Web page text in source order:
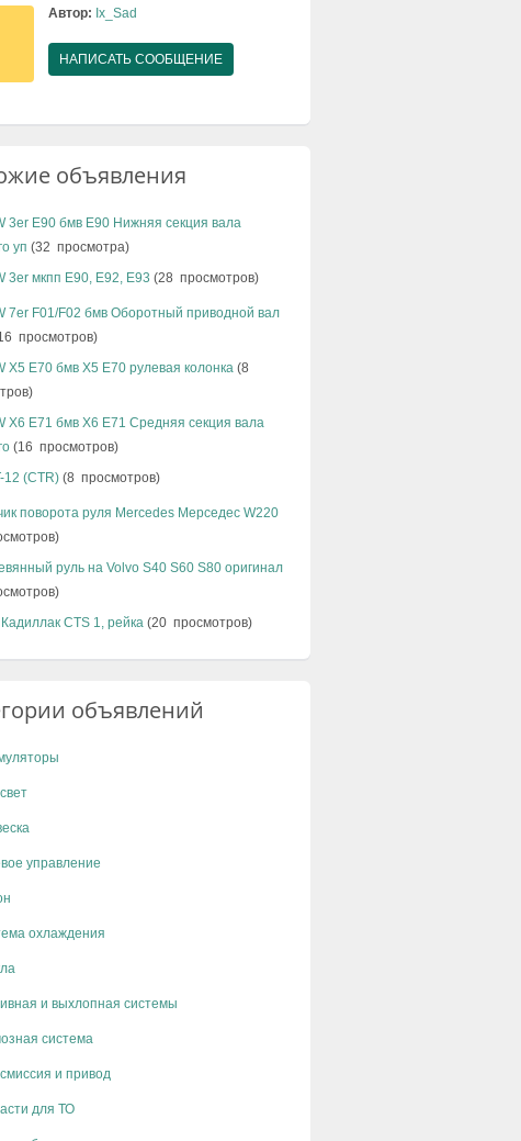
Автор: Ix_Sad
НАПИСАТЬ СООБЩЕНИЕ
объявления
3er E90 бмв Е90 Нижняя секция вала
уп (32 просмотра)
3er мкпп E90, Е92, Е93 (28 просмотров)
7er F01/F02 бмв Оборотный приводной вал
просмотров)
X5 E70 бмв Х5 Е70 рулевая колонка (8
X6 E71 бмв Х6 Е71 Средняя секция вала
(16 просмотров)
12 (CTR) (8 просмотров)
поворота руля Mercedes Мерседес W220
руль на Volvo S40 S60 S80 оригинал
CTS 1, рейка (20 просмотров)
объявлений
управление
охлаждения
и выхлопная системы
система
и привод
для ТО